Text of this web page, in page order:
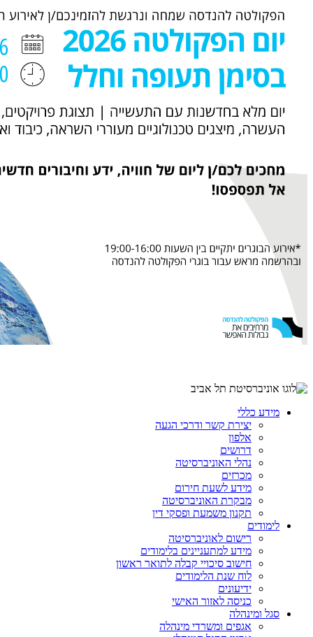
מידע כללי
יצירת קשר ודרכי הגעה
אלפון
דרושים
נהלי האוניברסיטה
מכרזים
מידע לשעת חירום
מבקרת האוניברסיטה
תקנון משמעת ופסקי דין
לימודים
רישום לאוניברסיטה
מידע למתעניינים בלימודים
חישוב סיכויי קבלה לתואר ראשון
לוח שנת הלימודים
ידיעונים
כניסה לאזור האישי
סגל ומינהלה
אגפים ומשרדי מינהלה